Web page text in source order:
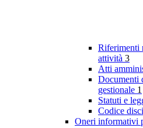
Riferimenti
attività 3
Atti
Documenti
gestionale 1
Statuti e
Codice
Oneri informativi